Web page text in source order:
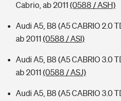
Cabrio, ab 2011 (0588 / ASH)
Audi A5, B8 (A5 CABRIO 2.0
ab 2011 (0588 / ASI)
Audi A5, B8 (A5 CABRIO 3.0
ab 2011 (0588 / ASJ)
Audi A5, B8 (A5 CABRIO 3.0